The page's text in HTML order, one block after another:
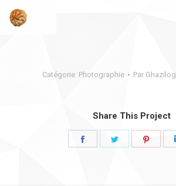
Catégorie Photographie Par Ghazilog
Share This Project